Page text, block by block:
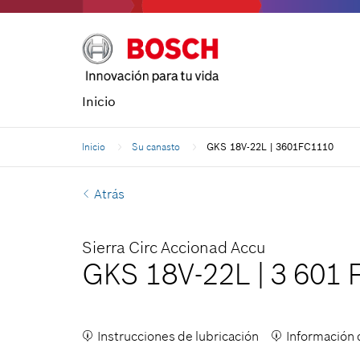
Inicio
Inicio Su canasto GKS 18V-22L | 3601FC1110
Atrás
Sierra Circ Accionad Accu
GKS 18V-22L | 3 601
Instrucciones de lubricación Información